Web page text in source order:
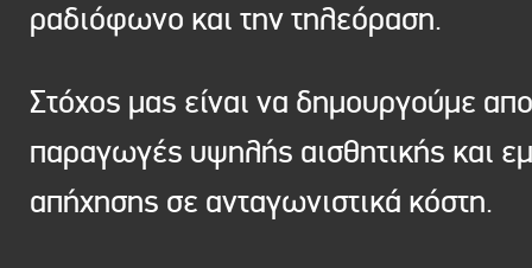
ραδιόφωνο και την τηλεόραση.
Στόχος μας είναι να δημουργούμε
παραγωγές υψηλής αισθητικής και
απήχησης σε ανταγωνιστικά κόστη.